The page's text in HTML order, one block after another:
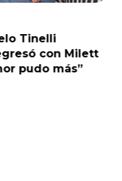
Tinelli
con Milett
pudo más”